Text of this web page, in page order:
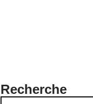
Recherche